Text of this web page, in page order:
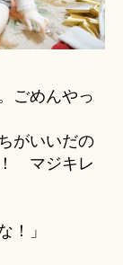
ごめんやっ
がいいだの
！ マジキレ
！」